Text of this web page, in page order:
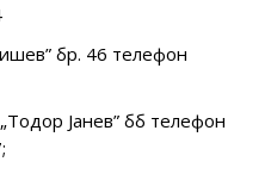
бр. 46 телефон
Јанев” бб телефон